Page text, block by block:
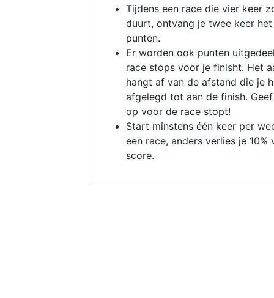
Tijdens een race die vier keer
duurt, ontvang je twee keer
punten.
Er worden ook punten
race stops voor je finisht. Het
hangt af van de afstand die je
afgelegd tot aan de finish.
op voor de race stopt!
Start minstens één keer per
een race, anders verlies je 10%
score.